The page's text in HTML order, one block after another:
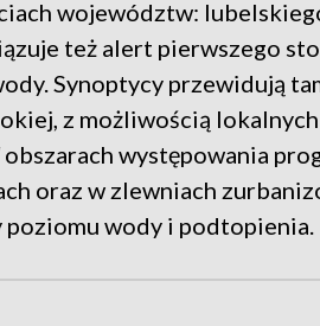
województw:
też alert pierwszego
Synoptycy przewidują
z możliwością
występowania
oraz w zlewniach
poziomu wody i podtopienia.